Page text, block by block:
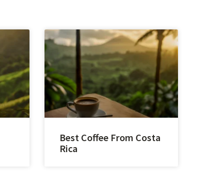
Best Coffee From Costa
Rica